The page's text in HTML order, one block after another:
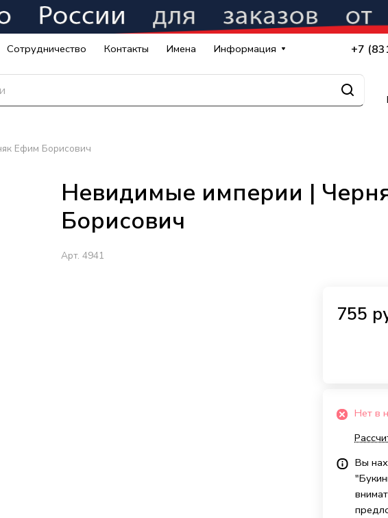
Сотрудничество Контакты Имена Информация +7
Ефим Борисович
Невидимые империи |
Борисович
Арт. 4941
755
Нет в
Вы